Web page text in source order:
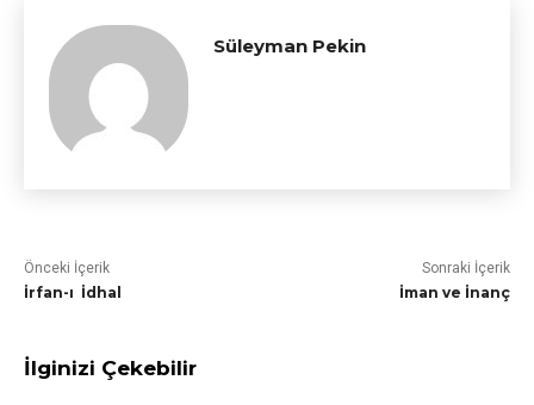
Süleyman Pekin
Önceki İçerik
İrfan-ı İdhal
Sonraki İçerik
İman ve İnanç
İlginizi Çekebilir